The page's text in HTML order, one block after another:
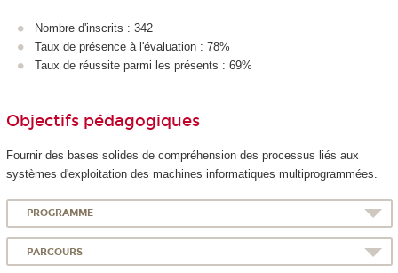
Nombre d'inscrits : 342
Taux de présence à l'évaluation : 78%
Taux de réussite parmi les présents : 69%
Objectifs pédagogiques
Fournir des bases solides de compréhension des processus liés aux
systèmes d'exploitation des machines informatiques multiprogrammées.
PROGRAMME
PARCOURS